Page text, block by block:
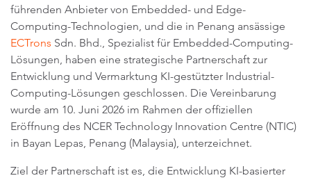
führenden Anbieter von Embedded- und Edge-
Computing-Technologien, und die in Penang ansässige
ECTrons Sdn. Bhd., Spezialist für Embedded-Computing-
Lösungen, haben eine strategische Partnerschaft zur
Entwicklung und Vermarktung KI-gestützter Industrial-
Computing-Lösungen geschlossen. Die Vereinbarung
wurde am 10. Juni 2026 im Rahmen der offiziellen
Eröffnung des NCER Technology Innovation Centre (NTIC)
in Bayan Lepas, Penang (Malaysia), unterzeichnet.
Ziel der Partnerschaft ist es, die Entwicklung KI-basierter